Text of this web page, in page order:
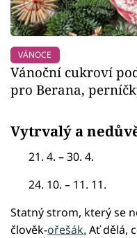
VÁNOCE
Vánoční cukroví
pro Berana,
Vytrvalý a
21. 4. – 30. 4.
24. 10. – 11. 11.
Statný strom, který se
člověk-ořešák. Ať dělá,